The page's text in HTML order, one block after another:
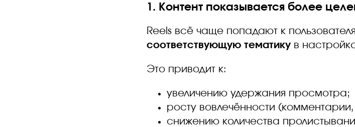
1. Контент показывается более
Reels всё чаще попадают к
соответствующую тематикув
Это приводит к:
увеличению удержания просмотра;
росту вовлечённости
снижению количества